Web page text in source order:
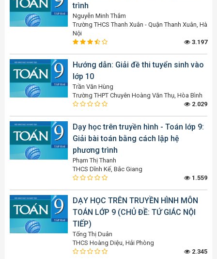
trình
Nguyễn Minh Thắm
Trường THCS Thanh Xuân - Quận Thanh Xuân, Hà
Nội
3.197
Hướng dẫn: Giải đề thi tuyển sinh vào
lớp 10
Trần Văn Hùng
Trường THPT Chuyên Hoàng Văn Thụ, Hòa Bình
2.029
Dạy học trên truyền hình - Toán lớp 9:
Giải bài toán bằng cách lập hệ
phương trình
Phạm Thị Thanh
THCS Dĩnh Kế, Bắc Giang
1.559
DẠY HỌC TRÊN TRUYỀN HÌNH MÔN
TOÁN LỚP 9 (CHỦ ĐỀ: TỨ GIÁC NỘI
TIẾP)
Tống Thị Duân
THCS Hoàng Diệu, Hải Phòng
2.345